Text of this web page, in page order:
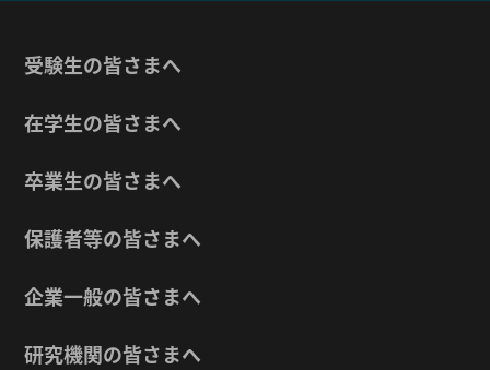
受験生の皆さまへ
在学生の皆さまへ
卒業生の皆さまへ
保護者等の皆さまへ
企業一般の皆さまへ
研究機関の皆さまへ